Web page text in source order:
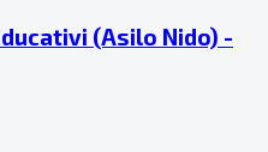
(Asilo Nido) -